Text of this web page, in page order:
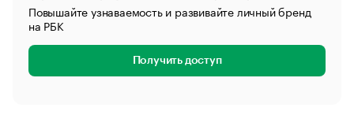
Повышайте узнаваемость и развивайте личный бренд
на РБК
Получить доступ